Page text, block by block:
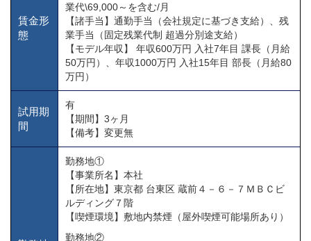
賃金形
態
業代\69,000～を含む/月
【諸手当】通勤手当（会社規定に基づき支給）、残
業手当（固定残業代制 超過分別途支給）
【モデル年収】 年収600万円 入社7年目 課長（月給
50万円）、年収1000万円 入社15年目 部長（月給80
万円）
試用期
間
有
【期間】3ヶ月
【備考】変更無
勤務地①
【事業所名】本社
【所在地】東京都 台東区 蔵前４－６－７ＭＢＣビ
ルディング７階
【喫煙環境】敷地内禁煙（屋外喫煙可能場所あり）
勤務地②